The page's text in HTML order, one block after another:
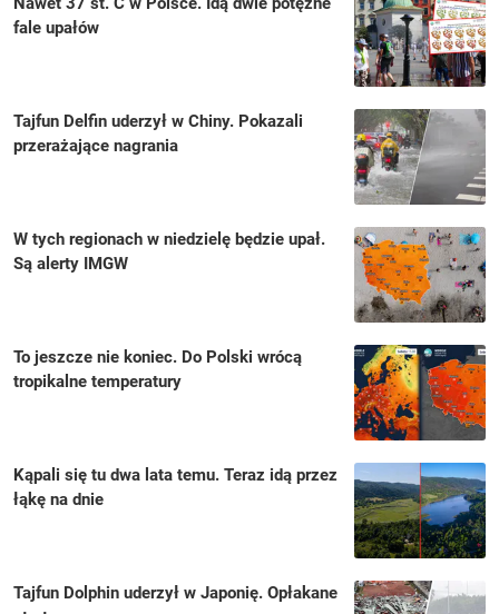
fale upałów
Tajfun Delfin uderzył w Chiny. Pokazali
przerażające nagrania
W tych regionach w niedzielę będzie upał.
Są alerty IMGW
To jeszcze nie koniec. Do Polski wrócą
tropikalne temperatury
Kąpali się tu dwa lata temu. Teraz idą przez
łąkę na dnie
Tajfun Dolphin uderzył w Japonię. Opłakane